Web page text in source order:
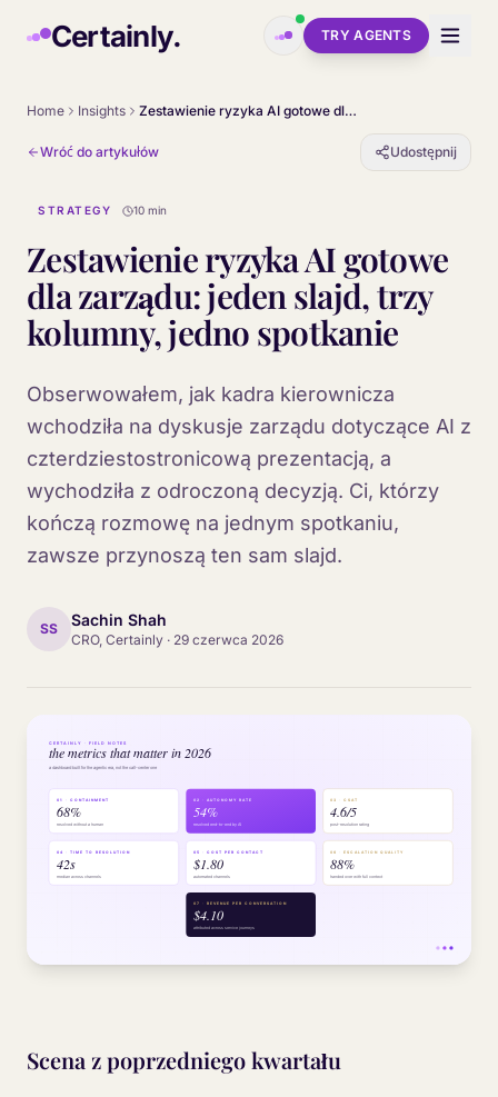
Certainly. TRY AGENTS
Home Insights Zestawienie ryzyka AI gotowe dla zarządu: jeden slajd, trzy kolumny, jedno spotkanie
Wróć do artykułów Udostępnij
STRATEGY 10 min
Zestawienie ryzyka AI gotowe
dla zarządu: jeden slajd, trzy
kolumny, jedno spotkanie
Obserwowałem, jak kadra kierownicza
wchodziła na dyskusje zarządu dotyczące AI z
czterdziestostronicową prezentacją, a
wychodziła z odroczoną decyzją. Ci, którzy
kończą rozmowę na jednym spotkaniu,
zawsze przynoszą ten sam slajd.
SS Sachin Shah
CRO, Certainly · 29 czerwca 2026
Scena z poprzedniego kwartału